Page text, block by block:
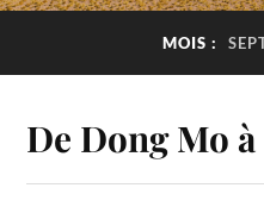
MOIS :
De Dong Mo